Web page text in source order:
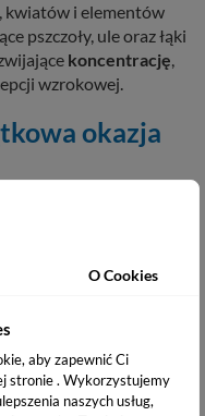
kwiatów i elementów
pszczoły, ule oraz łąki
koncentrację,
wzrokowej.
okazja
20 maja, to idealny
pszczołach i w ciekawy
owadów.
tajemnice ula,
zrozumieć,
owoców i warzyw,
naturą.
O Cookies
aby zapewnić Ci
stronie . Wykorzystujemy
naszych usług,